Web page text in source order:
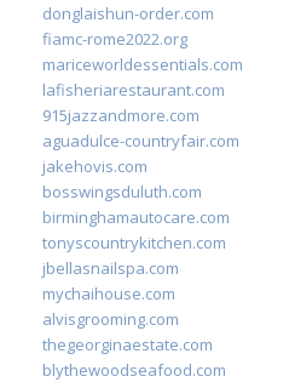
donglaishun-order.com
fiamc-rome2022.org
mariceworldessentials.com
lafisheriarestaurant.com
915jazzandmore.com
aguadulce-countryfair.com
jakehovis.com
bosswingsduluth.com
birminghamautocare.com
tonyscountrykitchen.com
jbellasnailspa.com
mychaihouse.com
alvisgrooming.com
thegeorginaestate.com
blythewoodseafood.com